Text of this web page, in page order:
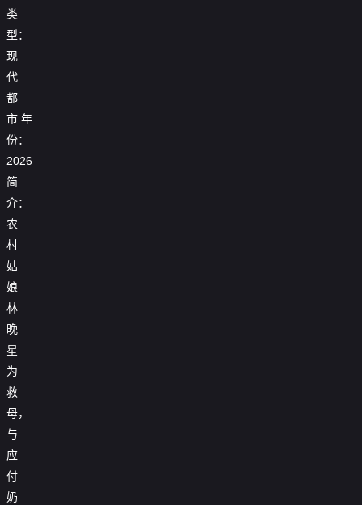
类
型：
现
代
都
市 年
份：
2026
简
介：
农
村
姑
娘
林
晚
星
为
救
母，
与
应
付
奶